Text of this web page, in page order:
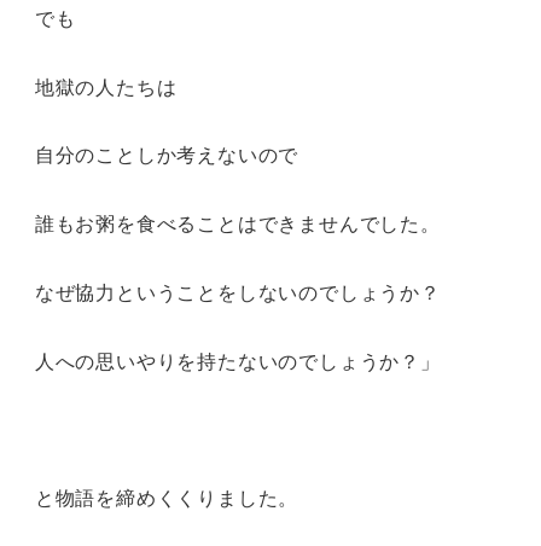
でも
地獄の人たちは
自分のことしか考えないので
誰もお粥を食べることはできませんでした。
なぜ協力ということをしないのでしょうか？
人への思いやりを持たないのでしょうか？」
と物語を締めくくりました。